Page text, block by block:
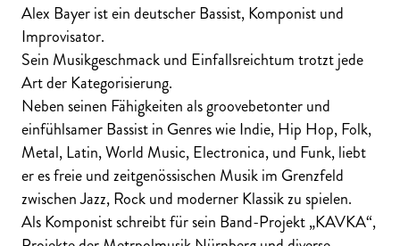
Alex Bayer ist ein deutscher Bassist, Komponist und
Improvisator.
Sein Musikgeschmack und Einfallsreichtum trotzt jede
Art der Kategorisierung.
Neben seinen Fähigkeiten als groovebetonter und
einfühlsamer Bassist in Genres wie Indie, Hip Hop, Folk,
Metal, Latin, World Music, Electronica, und Funk, liebt
er es freie und zeitgenössischen Musik im Grenzfeld
zwischen Jazz, Rock und moderner Klassik zu spielen.
Als Komponist schreibt für sein Band-Projekt „KAVKA“,